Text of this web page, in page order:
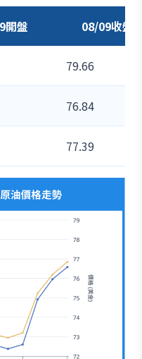
開盤 08/09收盤
79.66
76.84
77.39